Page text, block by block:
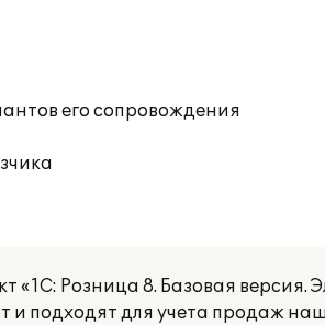
его сопровождения
Розница 8. Базовая версия.
подходят для учета продаж